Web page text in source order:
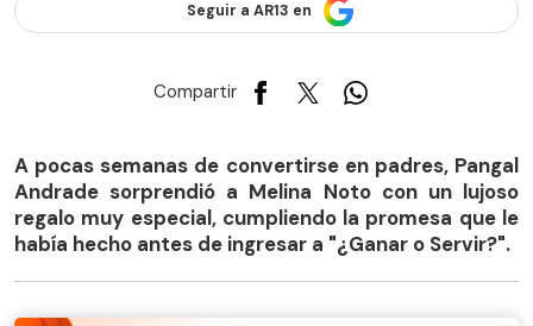
Seguir a AR13 en
Compartir
A pocas semanas de convertirse en padres, Pangal
Andrade sorprendió a Melina Noto con un lujoso
regalo muy especial, cumpliendo la promesa que le
había hecho antes de ingresar a "¿Ganar o Servir?".